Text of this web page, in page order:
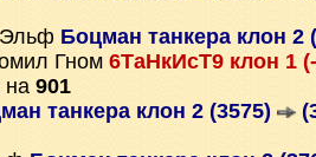
Боцман танкера клон 2
Гном 6ТаНкИсТ9 клон 1
на 901
танкера клон 2 (3575)